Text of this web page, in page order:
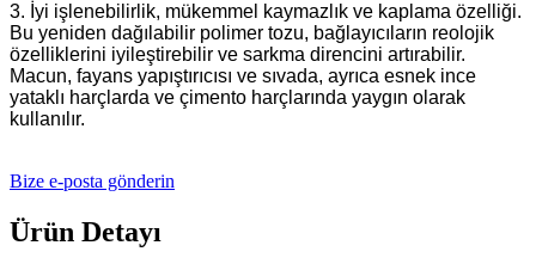
3. İyi işlenebilirlik, mükemmel kaymazlık ve kaplama özelliği.
Bu yeniden dağılabilir polimer tozu, bağlayıcıların reolojik
özelliklerini iyileştirebilir ve sarkma direncini artırabilir.
Macun, fayans yapıştırıcısı ve sıvada, ayrıca esnek ince
yataklı harçlarda ve çimento harçlarında yaygın olarak
kullanılır.
Bize e-posta gönderin
Ürün Detayı